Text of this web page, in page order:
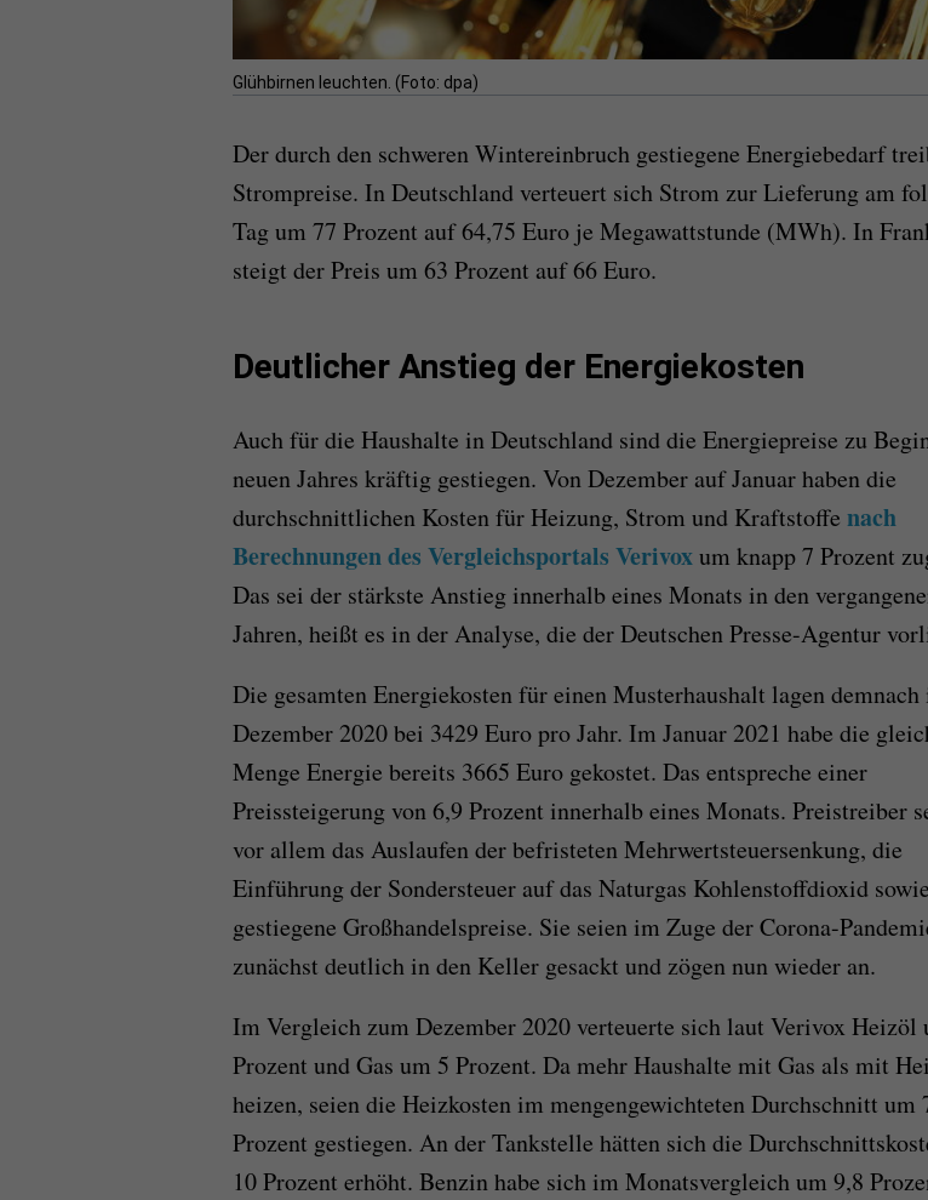
Glühbirnen leuchten. (Foto: dpa)
Der durch den schweren Wintereinbruch gestiegene Energiebedarf
Strompreise. In Deutschland verteuert sich Strom zur Lieferung am
Tag um 77 Prozent auf 64,75 Euro je Megawattstunde (MWh). In
steigt der Preis um 63 Prozent auf 66 Euro.
Deutlicher Anstieg der Energiekosten
Auch für die Haushalte in Deutschland sind die Energiepreise zu
neuen Jahres kräftig gestiegen. Von Dezember auf Januar haben die
durchschnittlichen Kosten für Heizung, Strom und Kraftstoffe nach
Berechnungen des Vergleichsportals Verivoxum knapp 7 Prozent
Das sei der stärkste Anstieg innerhalb eines Monats in den
Jahren, heißt es in der Analyse, die der Deutschen Presse-Agentur
Die gesamten Energiekosten für einen Musterhaushalt lagen demnach
Dezember 2020 bei 3429 Euro pro Jahr. Im Januar 2021 habe die
Menge Energie bereits 3665 Euro gekostet. Das entspreche einer
Preissteigerung von 6,9 Prozent innerhalb eines Monats. Preistreiber
vor allem das Auslaufen der befristeten Mehrwertsteuersenkung, die
Einführung der Sondersteuer auf das Naturgas Kohlenstoffdioxid sowie
gestiegene Großhandelspreise. Sie seien im Zuge der Corona-
zunächst deutlich in den Keller gesackt und zögen nun wieder an.
Im Vergleich zum Dezember 2020 verteuerte sich laut Verivox Heizöl
Prozent und Gas um 5 Prozent. Da mehr Haushalte mit Gas als mit
heizen, seien die Heizkosten im mengengewichteten Durchschnitt um
Prozent gestiegen. An der Tankstelle hätten sich die
10 Prozent erhöht. Benzin habe sich im Monatsvergleich um 9,8